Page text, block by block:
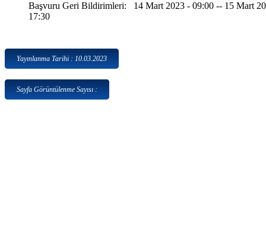
Başvuru Geri Bildirimleri: 14 Mart 2023 - 09:00 -- 15 Mart
17:30
Yayınlanma Tarihi : 10.03.2023
Sayfa Görüntülenme Sayısı :